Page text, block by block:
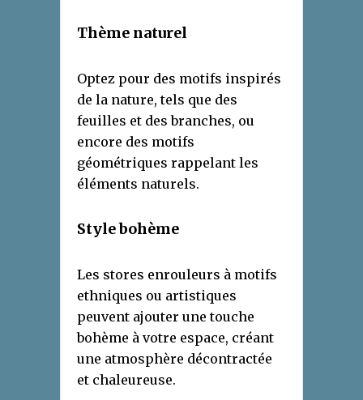
Thème naturel
Optez pour des motifs inspirés
de la nature, tels que des
feuilles et des branches, ou
encore des motifs
géométriques rappelant les
éléments naturels.
Stylebohème
Les stores enrouleurs à motifs
ethniques ou artistiques
peuvent ajouter une touche
bohème à votre espace, créant
une atmosphère décontractée
et chaleureuse.